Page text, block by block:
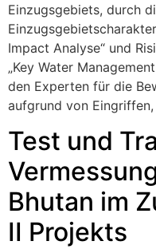
Einzugsgebiets, durch
Impact Analyse“ und
„Key Water
den Experten für die
aufgrund von
Test und
Bhutan im
II Projekts